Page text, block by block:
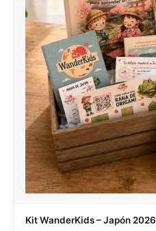
Kit WanderKids – Japón 2026